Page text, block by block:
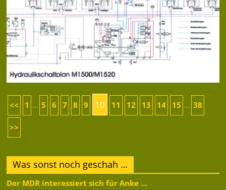
<< 1 ... 5 6 7 8 9 10 11 12 13 14 15 ... 38
>>
Was sonst noch geschah …
Der MDR interessiert sich für Anke …